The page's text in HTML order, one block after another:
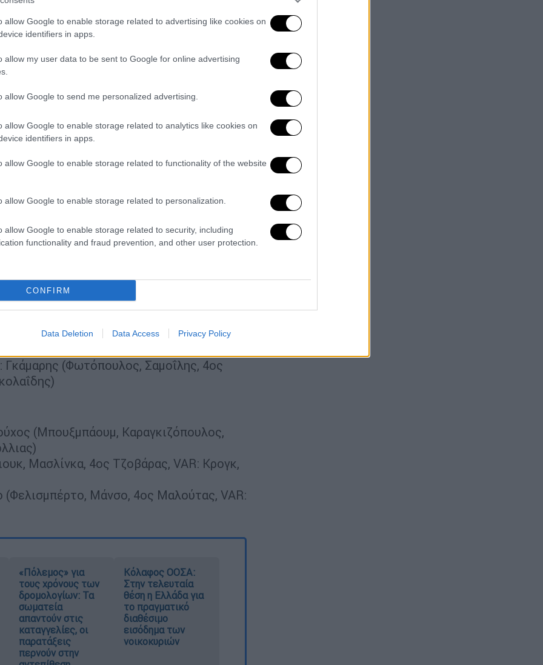
allow Google to enable storage related to advertising like cookies on
identifiers in apps.
allow my user data to be sent to Google for online advertising
allow Google to send me personalized advertising.
allow Google to enable storage related to analytics like cookies on
identifiers in apps.
allow Google to enable storage related to functionality of the website
allow Google to enable storage related to personalization.
allow Google to enable storage related to security, including
functionality and fraud prevention, and other user protection.
CONFIRM
Data Deletion Data Access Privacy Policy
την πρώτη κατηγορία της UEFA.
Νούνο Μάνσο, με 4ο τον Μαλούτα
Σάντος με τον Μεϊντάνα. Πέρυσι ο
3, ενώ έχει έρθει κι άλλες φορές ως
ορίστηκε ο Μανούχος (VAR ο
ο Φωτιάς (VAR ο Τσγκαράκης), στο
ο Ευαγγέλου), στο ΠΑΣ Γιάννινα-ΟΦΗ ο
Ιωνικός-Αστέρας ο Γκάμαρης (VAR ο
(Πετρόπουλος, Κούλα Χασάν, 4ος
(Νικολακάκης, Βεργέτης, 4ος
(Κουρομπύλια, Σπυρόπουλος, 4ος
Γκάμαρης (Φωτόπουλος, Σαμοΐλης, 4ος
(Μπουξμπάουμ, Καραγκιζόπουλος,
Μασλίνκα, 4ος Τζοβάρας, VAR: Κρογκ,
(Φελισμπέρτο, Μάνσο, 4ος Μαλούτας, VAR:
«Πόλεμος» για
τους χρόνους των
δρομολογίων: Τα
σωματεία
απαντούν στις
καταγγελίες, οι
παρατάξεις
περνούν στην
Κόλαφος ΟΟΣΑ:
Στην τελευταία
θέση η Ελλάδα για
το πραγματικό
διαθέσιμο
εισόδημα των
νοικοκυριών